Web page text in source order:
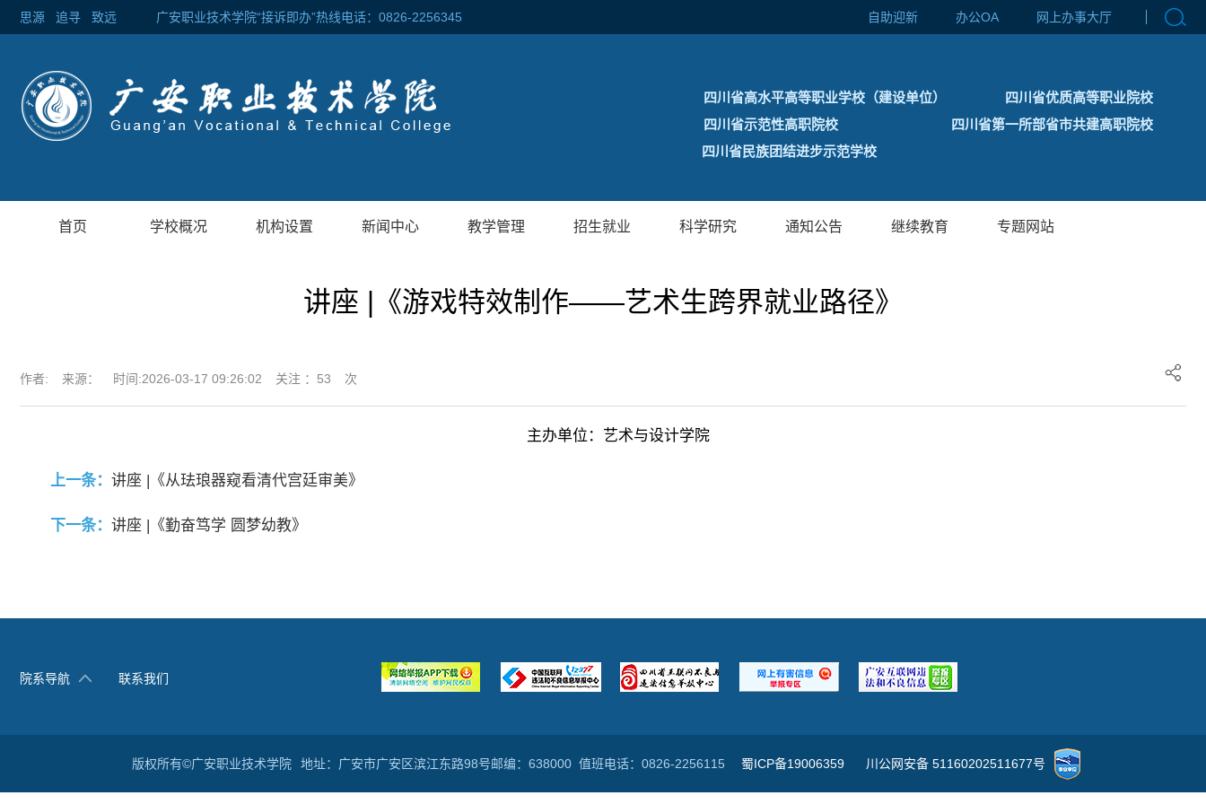
思源 追寻 致远 广安职业技术学院“接诉即办”热线电话：0826-2256345 自助迎新 办公OA 网上办事大厅
四川省高水平高等职业学校（建设单位）
四川省优质高等职业院校
四川省示范性高职院校
四川省第一所部省市共建高职院校
四川省民族团结进步示范学校
首页 学校概况 机构设置 新闻中心 教学管理 招生就业 科学研究 通知公告 继续教育 专题网站
讲座 |《游戏特效制作——艺术生跨界就业路径》
作者: 来源： 时间:2026-03-17 09:26:02 关注 ： 53 次
主办单位：艺术与设计学院
上一条： 讲座 |《从珐琅器窥看清代宫廷审美》
下一条： 讲座 |《勤奋笃学 圆梦幼教》
院系导航 联系我们
版权所有©广安职业技术学院 地址：广安市广安区滨江东路98号邮编：638000 值班电话：0826-2256115 蜀ICP备19006359 川公网安备 51160202511677号